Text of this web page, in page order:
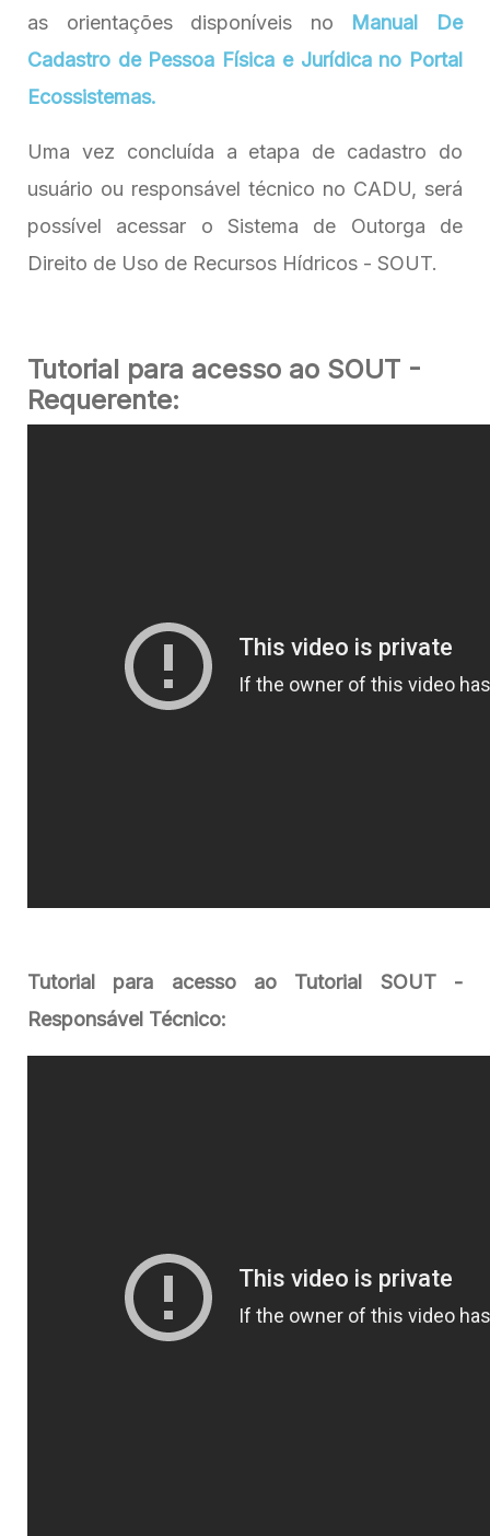
as orientações disponíveis no Manual De
Cadastro de Pessoa Física e Jurídica no Portal
Ecossistemas.
Uma vez concluída a etapa de cadastro do
usuário ou responsável técnico no CADU, será
possível acessar o Sistema de Outorga de
Direito de Uso de Recursos Hídricos - SOUT.
Tutorial para acesso ao SOUT -
Requerente:
Tutorial para acesso ao Tutorial SOUT -
Responsável Técnico: